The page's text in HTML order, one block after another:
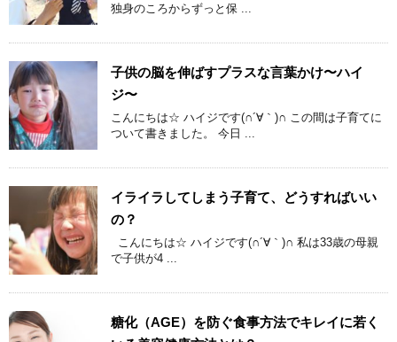
独身のころからずっと保 ...
子供の脳を伸ばすプラスな言葉かけ〜ハイ
ジ〜
こんにちは☆ ハイジです(∩´∀｀)∩ この間は子育てに
ついて書きました。 今日 ...
イライラしてしまう子育て、どうすればいい
の？
こんにちは☆ ハイジです(∩´∀｀)∩ 私は33歳の母親
で子供が4 ...
糖化（AGE）を防ぐ食事方法でキレイに若く